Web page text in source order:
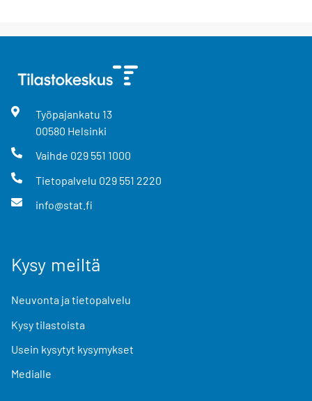
Työpajankatu 13
00580 Helsinki
Vaihde 029 551 1000
Tietopalvelu 029 551 2220
info@stat.fi
Kysy meiltä
Neuvonta ja tietopalvelu
Kysy tilastoista
Usein kysytyt kysymykset
Medialle